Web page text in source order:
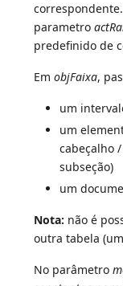
parametro
predefinido de
EmobjFaixa,
um
um
cabeçalho
subseção)
um
Nota: não é
outra tabela
No parâmetro